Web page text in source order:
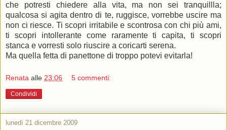
che potresti chiedere alla vita, ma non sei tranquillla;
qualcosa si agita dentro di te, ruggisce, vorrebbe uscire ma
non ci riesce. Ti scopri irritabile e scontrosa con chi più ami,
ti scopri intollerante come raramente ti capita, ti scopri
stanca e vorresti solo riuscire a coricarti serena.
Ma quella fetta di panettone di troppo potevi evitarla!
Renata alle 23:06 5 commenti:
Condividi
lunedì 21 dicembre 2009